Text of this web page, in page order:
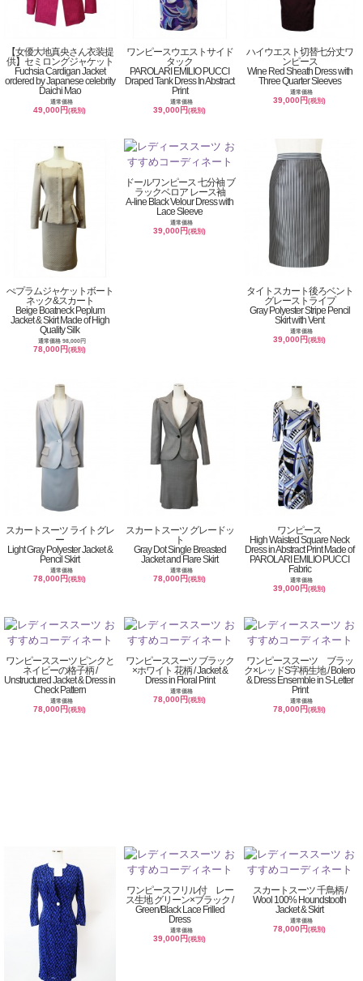
【女優大地真央さん衣装提
供】セミロングジャケット
Fuchsia Cardigan Jacket
ordered by Japanese celebrity
Daichi Mao
通常価格
49,000円(税別)
ワンピースウエストサイド
タック
PAROLARI EMILIO PUCCI
Draped Tank Dress In Abstract
Print
通常価格
39,000円(税別)
ハイウエスト切替七分丈ワ
ンピース
Wine Red Sheath Dress with
Three Quarter Sleeves
通常価格
39,000円(税別)
ぺプラムジャケットボート
ネック&スカート
Beige Boatneck Peplum
Jacket & Skirt Made of High
Quality Silk
通常価格 98,000円
78,000円(税別)
ドールワンピース 七分袖 ブ
ラックベロア レース袖
A-line Black Velour Dress with
Lace Sleeve
通常価格
39,000円(税別)
タイトスカート後ろベント
グレーストライプ
Gray Polyester Stripe Pencil
Skirt with Vent
通常価格
39,000円(税別)
スカートスーツ ライトグレ
ー
Light Gray Polyester Jacket &
Pencil Skirt
通常価格
78,000円(税別)
スカートスーツ グレードッ
ト
Gray Dot Single Breasted
Jacket and Flare Skirt
通常価格
78,000円(税別)
ワンピース
High Waisted Square Neck
Dress in Abstract Print Made of
PAROLARI EMILIO PUCCI
Fabric
通常価格
39,000円(税別)
ワンピーススーツ ピンクと
ネイビーの格子柄 /
Unstructured Jacket & Dress in
Check Pattern
通常価格
78,000円(税別)
ワンピーススーツ ブラック
×ホワイト 花柄 / Jacket &
Dress in Floral Print
通常価格
78,000円(税別)
ワンピーススーツ ブラッ
ク×レッドS字柄生地 / Bolero
& Dress Ensemble in S-Letter
Print
通常価格
78,000円(税別)
ワンピースフリル付 レー
ス生地 グリーン×ブラック /
Green/Black Lace Frilled
Dress
通常価格
39,000円(税別)
スカートスーツ 千鳥柄 /
Wool 100% Houndstooth
Jacket & Skirt
通常価格
78,000円(税別)